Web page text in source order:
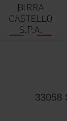
33058